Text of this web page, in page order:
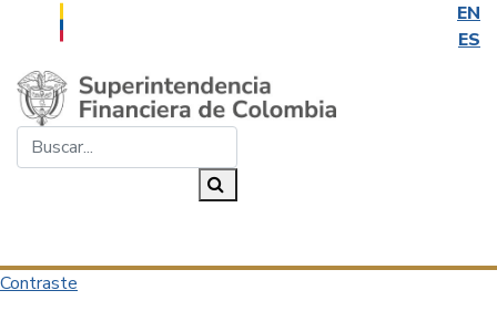
EN
ES
Saltar al contenido principal
Contraste